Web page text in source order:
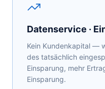
Datenservice ·
Kein Kundenkapital —
des tatsächlich
Einsparung, mehr
Einsparung.